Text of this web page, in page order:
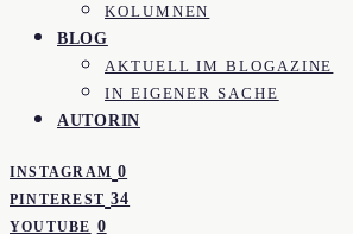
KOLUMNEN
BLOG
AKTUELL IM BLOGAZINE
IN EIGENER SACHE
AUTORIN
INSTAGRAM 0
PINTEREST 34
YOUTUBE 0